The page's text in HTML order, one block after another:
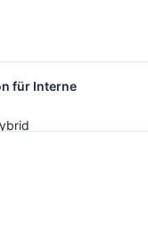
für Interne
und
(w/m/div.)